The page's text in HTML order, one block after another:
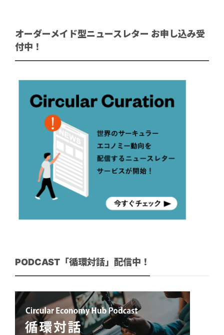
オーダーメイド型ニュースレター お申し込み受
付中！
PODCAST「循環対話」配信中！